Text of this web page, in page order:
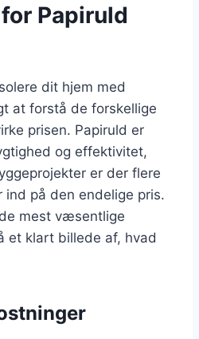
Papiruld
dit hjem med
at forstå de forskellige
prisen. Papiruld er
og effektivitet,
er der flere
ind på den endelige pris.
mest væsentlige
et klart billede af, hvad